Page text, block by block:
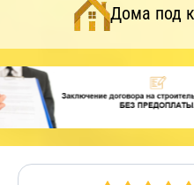
Дома под